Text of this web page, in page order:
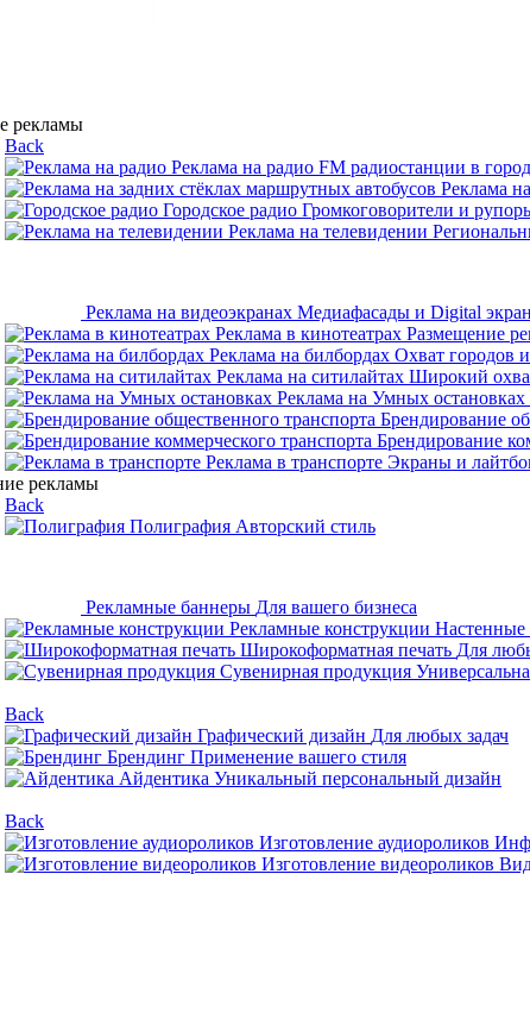
рекламы
Back
Реклама на радио FM радиостанции в
Реклама
Городское радио Громкоговорители и
Реклама на телевидении
Реклама на видеоэкранах Медиафасады и Digital
Реклама в кинотеатрах Размещение
Реклама на билбордах Охват городов
Реклама на ситилайтах Широкий
Реклама на Умных остановках
Брендирование
Брендирование
Реклама в транспорте Экраны и
рекламы
Back
Полиграфия Авторский стиль
Рекламные баннеры Для вашего бизнеса
Рекламные конструкции Настенные
Широкоформатная печать Для
Сувенирная продукция
Back
Графический дизайн Для любых задач
Брендинг Применение вашего стиля
Айдентика Уникальный персональный дизайн
Back
Изготовление аудиороликов
Изготовление видеороликов